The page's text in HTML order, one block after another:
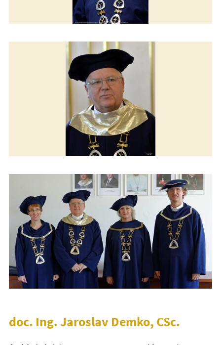
doc. Ing. Jaroslav Demko, CSc.